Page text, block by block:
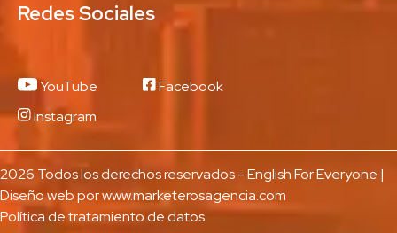
Redes Sociales
YouTube
Facebook
Instagram
2026 Todos los derechos reservados - English For Everyone |
Diseño web porwww.marketerosagencia.com
Política de tratamiento de datos